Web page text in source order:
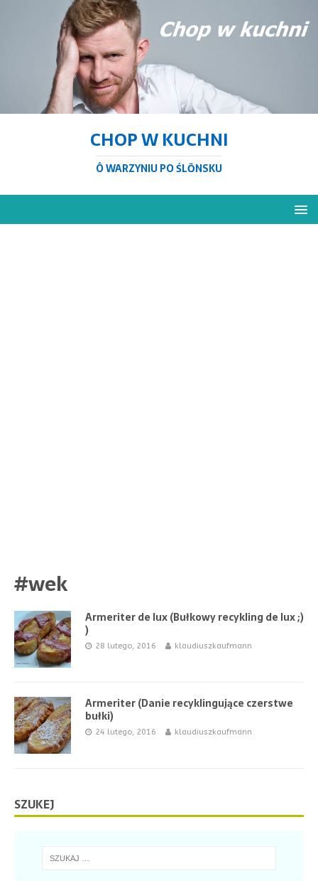
CHOP W KUCHNI
Ô WARZYNIU PO ŚLŌNSKU
#wek
Armeriter de lux (Bułkowy recykling de lux ;)
)
28 lutego, 2016 klaudiuszkaufmann
Armeriter (Danie recyklingujące czerstwe
bułki)
24 lutego, 2016 klaudiuszkaufmann
SZUKEJ